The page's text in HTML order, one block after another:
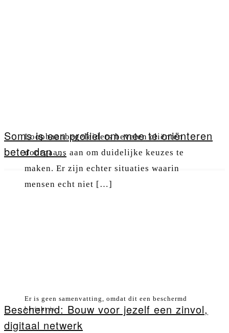
Loopbaanbegeleiders bevelen cliënten
doorgaans aan om duidelijke keuzes te
maken. Er zijn echter situaties waarin
mensen echt niet […]
Soms is een profiel om mee te oriënteren
beter dan ...
Er is geen samenvatting, omdat dit een beschermd
bericht is.
Beschermd: Bouw voor jezelf een zinvol,
digitaal netwerk